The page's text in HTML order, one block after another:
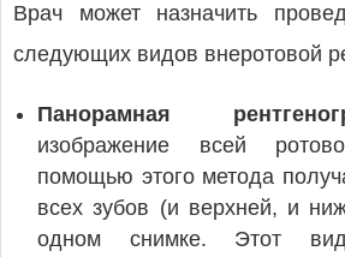
Врач может назначить
следующих видов внеротовой
Панорамная
изображение всей
помощью этого метода
всех зубов (и верхней, и
одном снимке. Этот вид